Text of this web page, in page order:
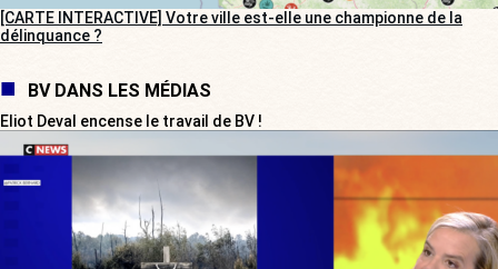
[CARTE INTERACTIVE] Votre ville est-elle une championne de la
délinquance ?
BV DANS LES MÉDIAS
Eliot Deval encense le travail de BV !